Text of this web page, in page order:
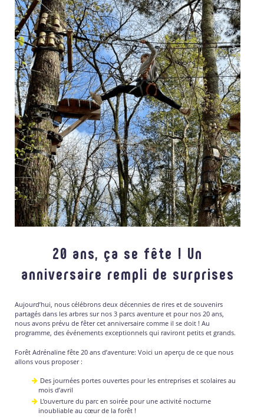
20 ans, ça se fête ! Un
anniversaire rempli de surprises
Aujourd’hui, nous célébrons deux décennies de rires et de souvenirs
partagés dans les arbres sur nos 3 parcs aventure et pour nos 20 ans,
nous avons prévu de fêter cet anniversaire comme il se doit ! Au
programme, des événements exceptionnels qui raviront petits et grands.
Forêt Adrénaline fête 20 ans d’aventure: Voici un aperçu de ce que nous
allons vous proposer :
Des journées portes ouvertes pour les entreprises et scolaires au
mois d’avril
L’ouverture du parc en soirée pour une activité nocturne
inoubliable au cœur de la forêt !